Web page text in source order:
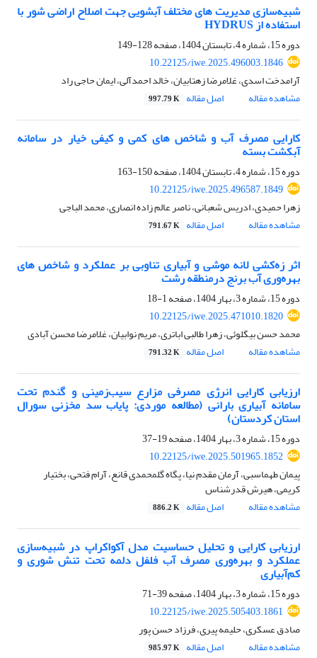
شبیه‌سازی مدیریت های مختلف آبشویی جهت اصلاح اراضی شور با
استفاده از HYDRUS
دوره 15، شماره 4، تابستان 1404، صفحه
128-149
10.22125/iwe.2025.496003.1846
آرامدخت اسدی، غلامرضا زهتابیان، خالد احمدآلی، ایمان حاجی راد
مشاهده مقاله
اصل مقاله 997.79 K
کارایی مصرف آب و شاخص های کمی و کیفی خیار در سامانه
آبکشت بسته
دوره 15، شماره 4، تابستان 1404، صفحه
150-163
10.22125/iwe.2025.496587.1849
زهرا حمیدی، ادریس شعبانی، ناصر عالم زاده انصاری، محمد الباجی
مشاهده مقاله
اصل مقاله 791.67 K
اثر زه‌کشی لانه موشی و آبیاری تناوبی بر عملکرد و شاخص های
بهره‌وری آب برنج درمنطقه رشت
دوره 15، شماره 3، بهار 1404، صفحه
1-18
10.22125/iwe.2025.471010.1820
محمد حسن بیگلوئی، زهرا طالبی اباتری، مریم نوابیان، غلامرضا محسن آبادی
مشاهده مقاله
اصل مقاله 791.32 K
ارزیابی کارایی انرژی مصرفی مزارع سیب‌زمینی و گندم تحت
سامانه آبیاری بارانی (مطالعه موردی: پایاب سد مخزنی سورال
استان کردستان)
دوره 15، شماره 3، بهار 1404، صفحه
19-37
10.22125/iwe.2025.501965.1852
پیمان طهماسبی، آرمان مقدم نیا، پگاه گلمحمدی قانع، آرام فتحی، بختیار
کریمی، هیرش قدرشناس
مشاهده مقاله
اصل مقاله 886.2 K
ارزیابی کارایی و تحلیل حساسیت مدل آکواکراپ در شبیه‌سازی
عملکرد و بهره‌وری مصرف آب فلفل دلمه تحت تنش شوری و
کم‌آبیاری
دوره 15، شماره 3، بهار 1404، صفحه
39-71
10.22125/iwe.2025.505403.1861
صادق عسکری، حلیمه پیری، فرزاد حسن پور
مشاهده مقاله
اصل مقاله 985.97 K